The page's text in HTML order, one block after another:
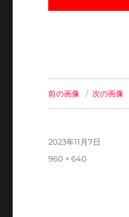
前の画像 次の画像
投
2023年11月7日
フ
960 × 640